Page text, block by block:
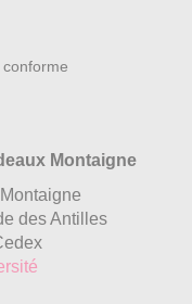
Montaigne
des Antilles